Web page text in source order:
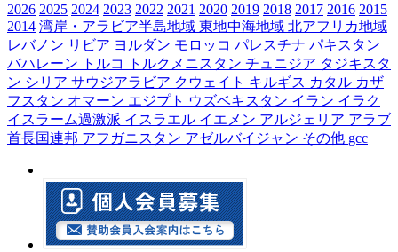
2026 2025 2024 2023 2022 2021 2020 2019 2018 2017 2016 2015
2014 湾岸・アラビア半島地域 東地中海地域 北アフリカ地域
レバノン リビア ヨルダン モロッコ パレスチナ パキスタン
バハレーン
トルコ トルクメニスタン チュニジア タジキスタ
ン シリア サウジアラビア クウェイト キルギス カタル カザ
フスタン オマーン エジプト ウズベキスタン イラン イラク
イスラーム過激派 イスラエル イエメン アルジェリア アラブ
首長国連邦 アフガニスタン アゼルバイジャン その他 gcc